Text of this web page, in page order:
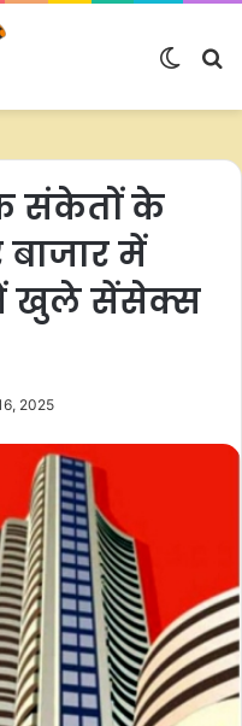
Switch
संकेतों के
में
खुले सेंसेक्स
2025